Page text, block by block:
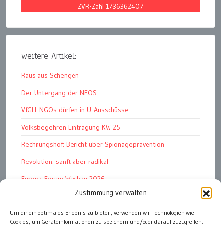
Zustimmung verwalten
Um dir ein optimales Erlebnis zu bieten, verwenden wir Technologien wie
Cookies, um Geräteinformationen zu speichern und/oder darauf zuzugreifen.
ZVR-Zahl 1736362407
weitere Artikel:
Raus aus Schengen
Der Untergang der NEOS
VfGH: NGOs dürfen in U-Ausschüsse
Volksbegehren Eintragung KW 25
Rechnungshof: Bericht über Spionageprävention
Revolution: sanft aber radikal
Europa-Forum Wachau 2026
Amnesty Report 2025/26
Attac kritisiert neues EU-Rüstungspaket